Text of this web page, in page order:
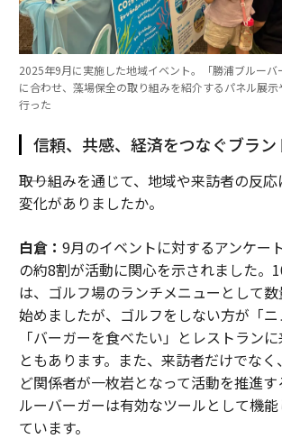
2025年9月に実施した地域イベント。「勝浦ブルーバ
に合わせ、藻場保全の取り組みを紹介するパネル展示
行った
信頼、共感、経済をつなぐブラン
――取り組みを通じて、地域や来訪者の反
変化がありましたか。
白倉： 9月のイベントに対するアンケー
の約8割が活動に関心を示されました。
は、ゴルフ場のランチメニューとして
始めましたが、ゴルフをしない方が「ニ
「バーガーを食べたい」とレストラン
ともあります。また、来訪者だけでな
ど関係者が一枚岩となって活動を推進
ルーバーガーは有効なツールとして機
ています。